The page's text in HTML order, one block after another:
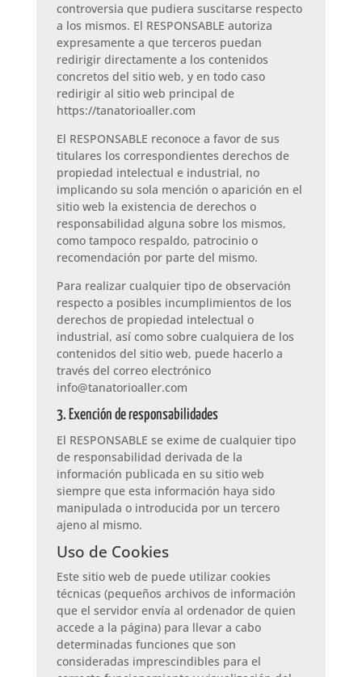
controversia que pudiera suscitarse respecto
a los mismos. El RESPONSABLE autoriza
expresamente a que terceros puedan
redirigir directamente a los contenidos
concretos del sitio web, y en todo caso
redirigir al sitio web principal de
https://tanatorioaller.com
El RESPONSABLE reconoce a favor de sus
titulares los correspondientes derechos de
propiedad intelectual e industrial, no
implicando su sola mención o aparición en el
sitio web la existencia de derechos o
responsabilidad alguna sobre los mismos,
como tampoco respaldo, patrocinio o
recomendación por parte del mismo.
Para realizar cualquier tipo de observación
respecto a posibles incumplimientos de los
derechos de propiedad intelectual o
industrial, así como sobre cualquiera de los
contenidos del sitio web, puede hacerlo a
través del correo electrónico
info@tanatorioaller.com
3. Exención de responsabilidades
El RESPONSABLE se exime de cualquier tipo
de responsabilidad derivada de la
información publicada en su sitio web
siempre que esta información haya sido
manipulada o introducida por un tercero
ajeno al mismo.
Uso de Cookies
Este sitio web de puede utilizar cookies
técnicas (pequeños archivos de información
que el servidor envía al ordenador de quien
accede a la página) para llevar a cabo
determinadas funciones que son
consideradas imprescindibles para el